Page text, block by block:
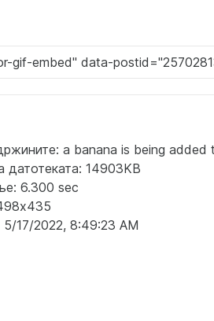
a banana is being added
датотеката: 14903KB
6.300 sec
17/2022, 8:49:23 AM